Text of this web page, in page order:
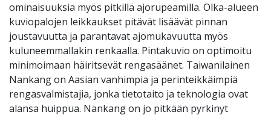
ominaisuuksia myös pitkillä ajorupeamilla. Olka-alueen
kuviopalojen leikkaukset pitävät lisäävät pinnan
joustavuutta ja parantavat ajomukavuutta myös
kuluneemmallakin renkaalla. Pintakuvio on optimoitu
minimoimaan häiritsevät rengasäänet. Taiwanilainen
Nankang on Aasian vanhimpia ja perinteikkäimpiä
rengasvalmistajia, jonka tietotaito ja teknologia ovat
alansa huippua. Nankang on jo pitkään pyrkinyt